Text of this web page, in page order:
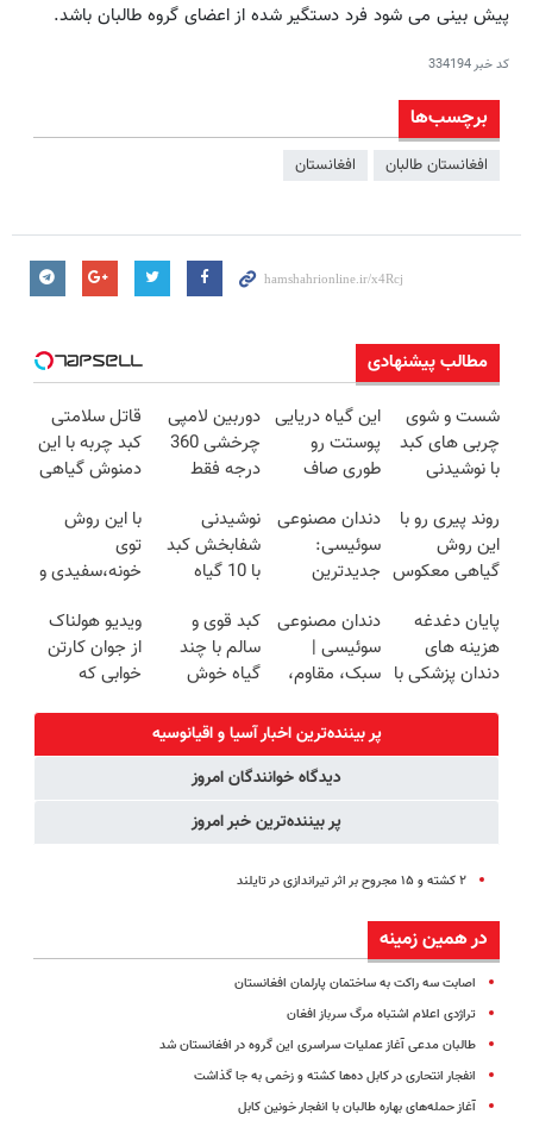
پیش بینی می شود فرد دستگیر شده از اعضای گروه طالبان باشد.
کد خبر334194
برچسب‌ها
افغانستان طالبان افغانستان
مطالب پیشنهادی
شست و شوی
چربی های کبد
با نوشیدنی
این گیاه دریایی
پوستت رو
طوری صاف
20سال جوون
شدی🔥
دوربین لامپی
چرخشی 360
درجه فقط
🔥 پرداخت
درب منزل
قاتل سلامتی
کبد چربه با این
دمنوش گیاهی
روند پیری رو با
این روش
گیاهی معکوس
دندان مصنوعی
سوئیسی:
جدیدترین
سبک و مقاوم |
پرداخت قسطی
نوشیدنی
شفابخش کبد
با 10 گیاه
امشب)
با این روش
توی
خونه،سفیدی و
برگردون
(40%off)
پایان دغدغه
هزینه های
دندان پزشکی با
دندان مصنوعی
سوئیسی |
سبک، مقاوم،
رایگان+پرداخت
اقساطی😍
کبد قوی و
سالم با چند
گیاه خوش
ویدیو هولناک
از جوان کارتن
خوابی که
پر بیننده‌ترین اخبار آسیا و اقیانوسیه
دیدگاه خوانندگان امروز
پر بیننده‌ترین خبر امروز
۲ کشته و ۱۵ مجروح بر اثر تیراندازی در تایلند
در همین زمینه
اصابت سه راکت به ساختمان پارلمان افغانستان
تراژدی اعلام اشتباه مرگ سرباز افغان
طالبان مدعی آغاز عملیات سراسری این گروه در افغانستان شد
انفجار انتحاری در کابل ده‌ها کشته و زخمی به جا گذاشت
آغاز حمله‌های بهاره طالبان با انفجار خونین کابل